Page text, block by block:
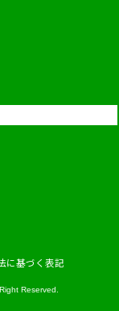
に基づく表記
Reserved.